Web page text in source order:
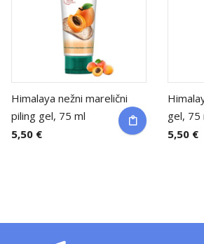
Himalaya nežni marelični
piling gel, 75 ml
5,50 €
gel, 75
5,50 €